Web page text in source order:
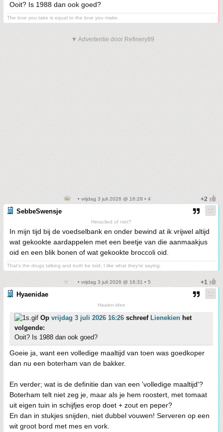
Ooit? Is 1988 dan ook goed?
The love you take is equal to the love you make.
▼ Advertentie door Refinery89
• vrijdag 3 juli 2026 @ 16:28 • 4
SebbeSwensje
Heraclied of niet?
In mijn tijd bij de voedselbank en onder bewind at ik vrijwel altijd
wat gekookte aardappelen met een beetje van die aanmaakjus
oid en een blik bonen of wat gekookte broccoli oid.
That's the drugs talking and truth be told, I like what they're saying.
• vrijdag 3 juli 2026 @ 16:31 • 5
Hyaenidae
Haaien-idee
Op vrijdag 3 juli 2026 16:26 schreef Lienekien het
volgende:
Ooit? Is 1988 dan ook goed?
Goeie ja, want een volledige maaltijd van toen was goedkoper
dan nu een boterham van de bakker.
En verder; wat is de definitie dan van een 'volledige maaltijd'?
Boterham telt niet zeg je, maar als je hem roostert, met tomaat
uit eigen tuin in schijfjes erop doet + zout en peper?
En dan in stukjes snijden, niet dubbel vouwen! Serveren op een
wit groot bord met mes en vork.